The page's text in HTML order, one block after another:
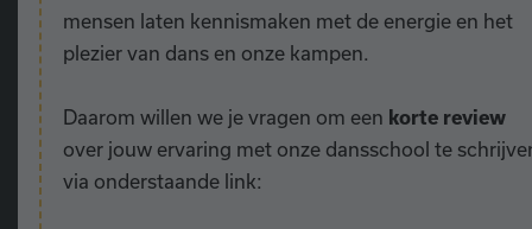
mensen laten kennismaken met de energie en het
plezier van dans en onze kampen.
Daarom willen we je vragen om een korte review
over jouw ervaring met onze dansschool te
via onderstaande link: